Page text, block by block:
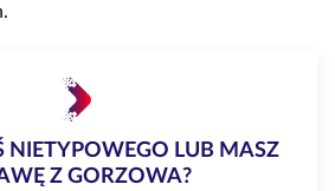
NIETYPOWEGO LUB MASZ
Z GORZOWA?